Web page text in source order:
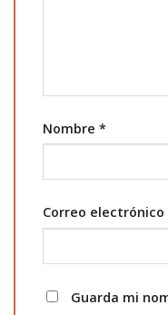
Nombre *
Correo electrónico
Guarda mi